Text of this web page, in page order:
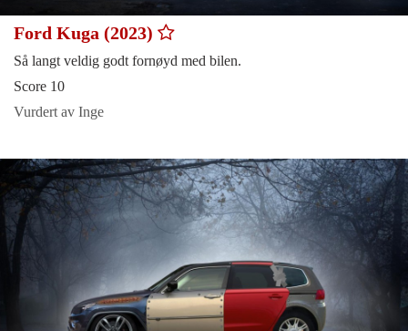
Ford Kuga (2023)
Så langt veldig godt fornøyd med bilen.
Score 10
Vurdert av Inge